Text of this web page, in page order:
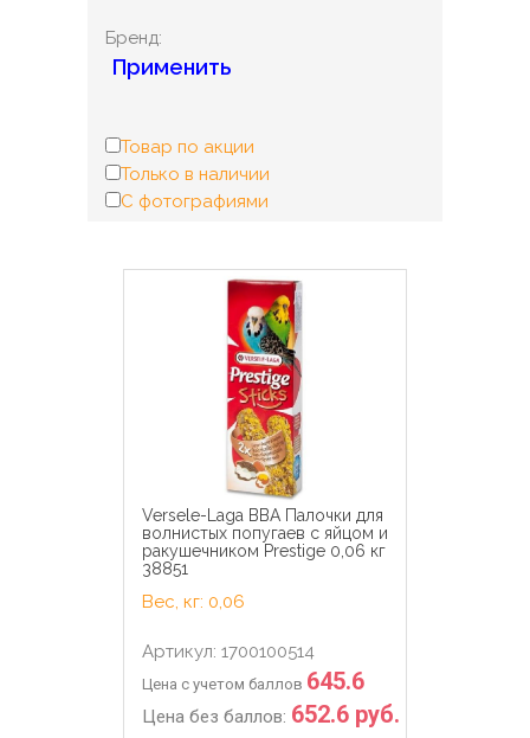
Бренд:
Применить
Товар по акции
Только в наличии
С фотографиями
Versele-Laga ВВА Палочки для
волнистых попугаев с яйцом и
ракушечником Prestige 0,06 кг
38851
Вес, кг: 0,06
Артикул: 1700100514
Цена с учетом баллов 645.6
Цена без баллов: 652.6 руб.